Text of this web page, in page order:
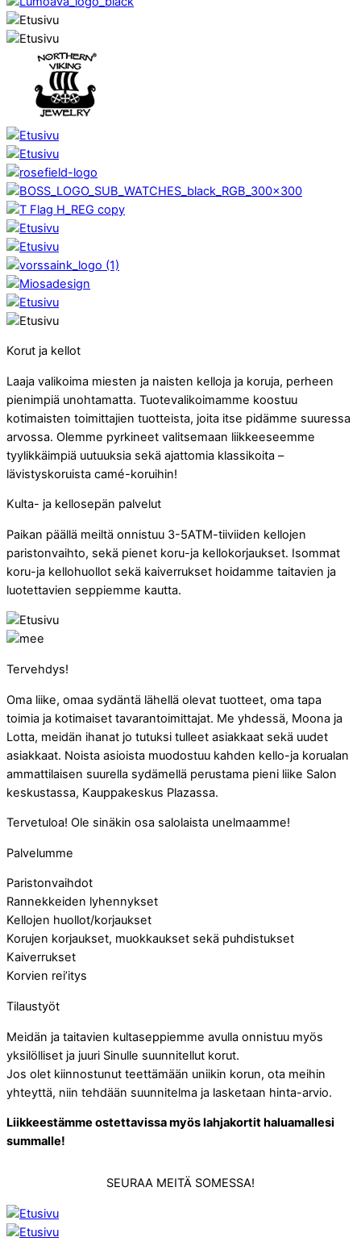
Korut ja kellot
Laaja valikoima miesten ja naisten kelloja ja koruja, perheen
pienimpiä unohtamatta. Tuotevalikoimamme koostuu
kotimaisten toimittajien tuotteista, joita itse pidämme suuressa
arvossa. Olemme pyrkineet valitsemaan liikkeeseemme
tyylikkäimpiä uutuuksia sekä ajattomia klassikoita –
lävistyskoruista camé-koruihin!
Kulta- ja kellosepän palvelut
Paikan päällä meiltä onnistuu 3-5ATM-tiiviiden kellojen
paristonvaihto, sekä pienet koru-ja kellokorjaukset. Isommat
koru-ja kellohuollot sekä kaiverrukset hoidamme taitavien ja
luotettavien seppiemme kautta.
Tervehdys!
Oma liike, omaa sydäntä lähellä olevat tuotteet, oma tapa
toimia ja kotimaiset tavarantoimittajat. Me yhdessä, Moona ja
Lotta, meidän ihanat jo tutuksi tulleet asiakkaat sekä uudet
asiakkaat. Noista asioista muodostuu kahden kello-ja korualan
ammattilaisen suurella sydämellä perustama pieni liike Salon
keskustassa, Kauppakeskus Plazassa.
Tervetuloa! Ole sinäkin osa salolaista unelmaamme!
Palvelumme
Paristonvaihdot
Rannekkeiden lyhennykset
Kellojen huollot/korjaukset
Korujen korjaukset, muokkaukset sekä puhdistukset
Kaiverrukset
Korvien rei’itys
Tilaustyöt
Meidän ja taitavien kultaseppiemme avulla onnistuu myös
yksilölliset ja juuri Sinulle suunnitellut korut.
Jos olet kiinnostunut teettämään uniikin korun, ota meihin
yhteyttä, niin tehdään suunnitelma ja lasketaan hinta-arvio.
Liikkeestämme ostettavissa myös lahjakortit haluamallesi
summalle!
SEURAA MEITÄ SOMESSA!